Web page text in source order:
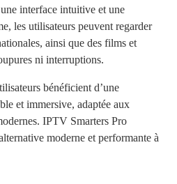
interface intuitive et une
les utilisateurs peuvent regarder
ainsi que des films et
ni interruptions.
bénéficient d’une
et immersive, adaptée aux
IPTV Smarters Pro
moderne et performante à